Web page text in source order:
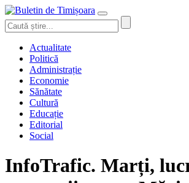
Actualitate
Politică
Administrație
Economie
Sănătate
Cultură
Educație
Editorial
Social
InfoTrafic. Marți,